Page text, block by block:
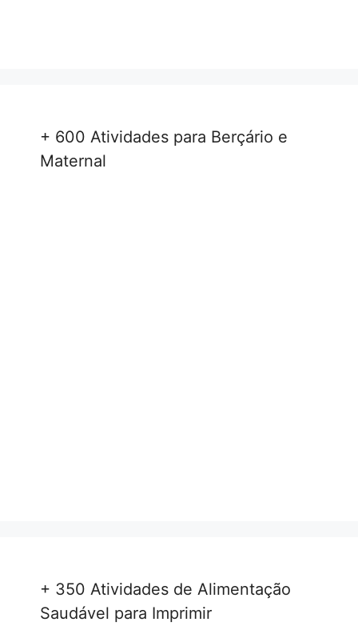
+ 600 Atividades para Berçário e
Maternal
+ 350 Atividades de Alimentação
Saudável para Imprimir